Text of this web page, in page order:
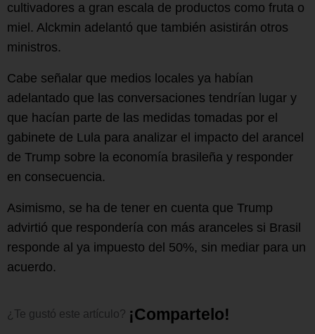
cultivadores a gran escala de productos como fruta o
miel. Alckmin adelantó que también asistirán otros
ministros.
Cabe señalar que medios locales ya habían
adelantado que las conversaciones tendrían lugar y
que hacían parte de las medidas tomadas por el
gabinete de Lula para analizar el impacto del arancel
de Trump sobre la economía brasileña y responder
en consecuencia.
Asimismo, se ha de tener en cuenta que Trump
advirtió que respondería con más aranceles si Brasil
responde al ya impuesto del 50%, sin mediar para un
acuerdo.
¿Te gustó este artículo? ¡Comparte o!